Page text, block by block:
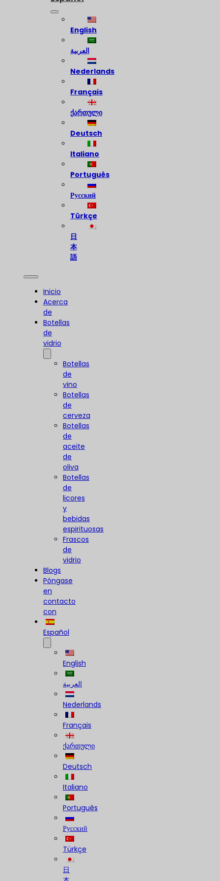
English
العربية
Nederlands
Français
ქართული
Deutsch
Italiano
Português
Русский
Türkçe
日
本
語
Inicio
Acerca
de
Botellas
de
vidrio
Botellas
de
vino
Botellas
de
cerveza
Botellas
de
aceite
de
oliva
Botellas
de
licores
y
bebidas
espirituosas
Frascos
de
vidrio
Blogs
Póngase
en
contacto
con
Español
English
العربية
Nederlands
Français
ქართული
Deutsch
Italiano
Português
Русский
Türkçe
日